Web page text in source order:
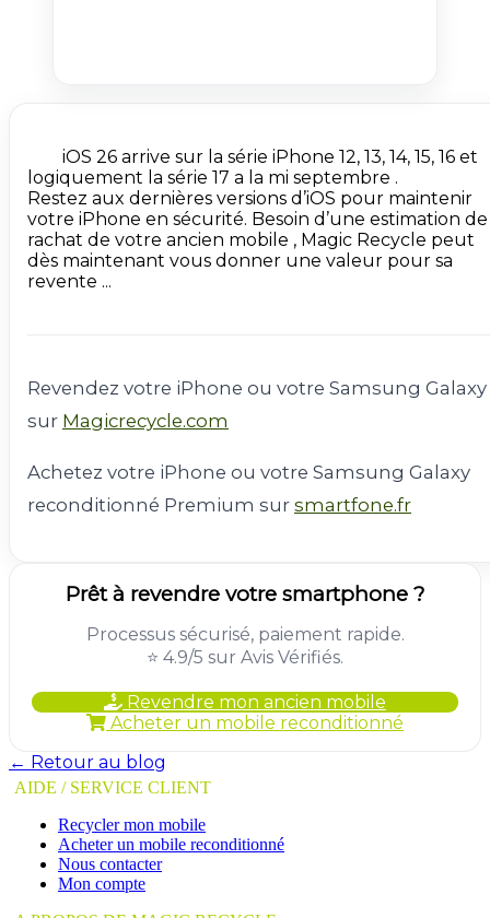
logiquement la série 17 a la mi septembre .
Restez aux dernières versions d’iOS pour maintenir
votre iPhone en sécurité. Besoin d’une estimation de
rachat de votre ancien mobile , Magic Recycle peut
dès maintenant vous donner une valeur pour sa
revente ...
Revendez votre iPhone ou votre Samsung Galaxy
sur Magicrecycle.com
Achetez votre iPhone ou votre Samsung Galaxy
reconditionné Premium sur smartfone.fr
Prêt à revendre votre smartphone ?
Processus sécurisé, paiement rapide.
⭐ 4.9/5 sur Avis Vérifiés.
Revendre mon ancien mobile
Acheter un mobile reconditionné
← Retour au blog
AIDE / SERVICE CLIENT
Recycler mon mobile
Acheter un mobile reconditionné
Nous contacter
Mon compte